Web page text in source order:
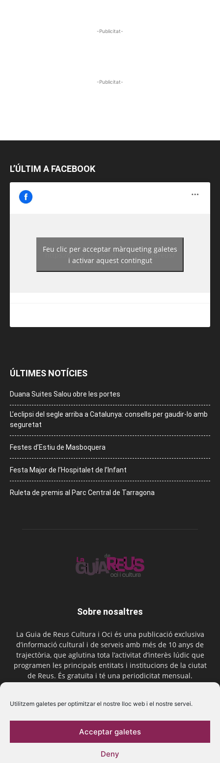
Utilitzem galetes per optimitzar el nostre lloc web i el nostre servei.
Acceptar galetes
Deny
-Publicitat-
-Publicitat-
L’ÚLTIM A FACEBOOK
https://www.facebook.com/guiadereus/
Feu clic per acceptar màrqueting galetes
i activar aquest contingut
ÚLTIMES NOTÍCIES
Duana Suites Salou obre les portes
L’eclipsi del segle arriba a Catalunya: consells per gaudir-lo amb
seguretat
Festes d’Estiu de Masboquera
Festa Major de l’Hospitalet de l’Infant
Ruleta de premis al Parc Central de Tarragona
Sobre nosaltres
La Guia de Reus Cultura i Oci és una publicació exclusiva
d’informació cultural i de serveis amb més de 10 anys de
trajectòria, que aglutina tota l’activitat d’interès lúdic que
programen les principals entitats i institucions de la ciutat
de Reus. És gratuïta i té una periodicitat mensual.
Segueix-nos